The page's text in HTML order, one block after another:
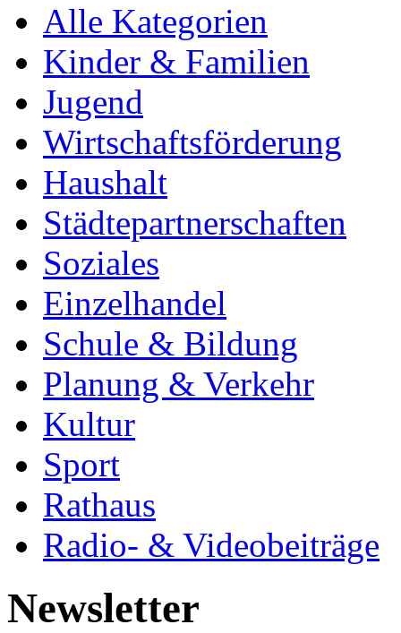
Alle Kategorien
Kinder & Familien
Jugend
Wirtschaftsförderung
Haushalt
Städtepartnerschaften
Soziales
Einzelhandel
Schule & Bildung
Planung & Verkehr
Kultur
Sport
Rathaus
Radio- & Videobeiträge
Newsletter